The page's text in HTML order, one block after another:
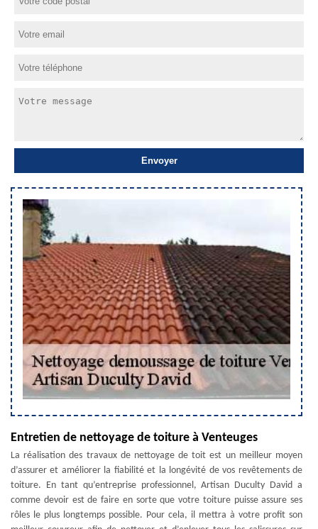
Entretien de nettoyage de toiture à Venteuges
La réalisation des travaux de nettoyage de toit est un meilleur moyen
d’assurer et améliorer la fiabilité et la longévité de vos revêtements de
toiture. En tant qu’entreprise professionnel, Artisan Duculty David a
comme devoir est de faire en sorte que votre toiture puisse assure ses
rôles le plus longtemps possible. Pour cela, il mettra à votre profit son